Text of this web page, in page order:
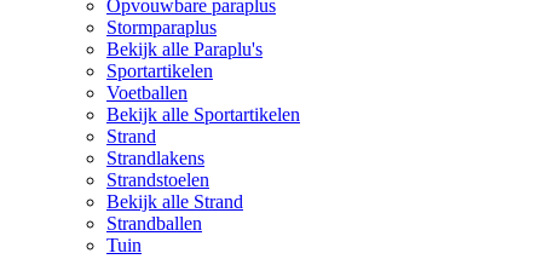
Opvouwbare paraplus
Stormparaplus
Bekijk alle Paraplu's
Sportartikelen
Voetballen
Bekijk alle Sportartikelen
Strand
Strandlakens
Strandstoelen
Bekijk alle Strand
Strandballen
Tuin